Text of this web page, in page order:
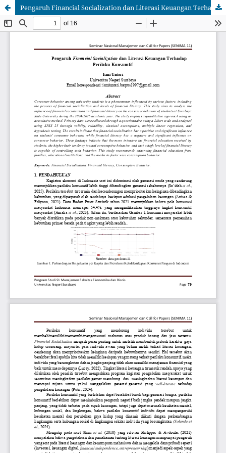
Pengaruh Financial Socialization dan Literasi Keuangan Terhadap Perilaku Konsumtif